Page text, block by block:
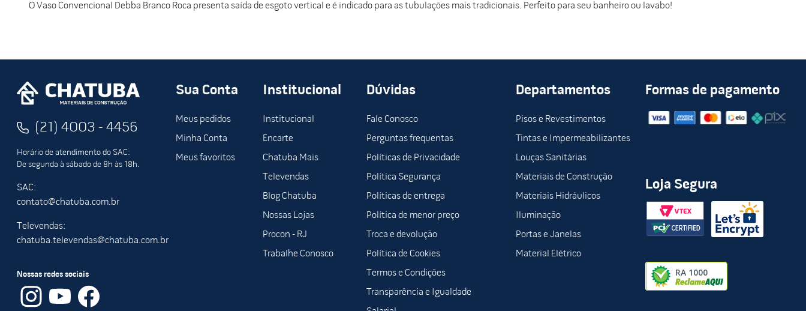
O Vaso Convencional Debba Branco Roca presenta saída de esgoto vertical e é indicado para as tubulações mais tradicionais. Perfeito para seu banheiro ou lavabo!
(21) 4003 - 4456
Horário de atendimento do SAC:
De segunda à sábado de 8h às 18h.
SAC:
contato@chatuba.com.br
Televendas:
chatuba.televendas@chatuba.com.br
Nossas redes sociais
Sua Conta
Meus pedidos
Minha Conta
Meus favoritos
Institucional
Institucional
Encarte
Chatuba Mais
Televendas
Blog Chatuba
Nossas Lojas
Procon - RJ
Trabalhe Conosco
Dúvidas
Fale Conosco
Perguntas frequentas
Políticas de Privacidade
Política Segurança
Políticas de entrega
Política de menor preço
Troca e devolução
Política de Cookies
Termos e Condições
Transparência e Igualdade
Departamentos
Pisos e Revestimentos
Tintas e Impermeabilizantes
Louças Sanitárias
Materiais de Construção
Materiais Hidráulicos
Iluminação
Portas e Janelas
Material Elétrico
Formas de pagamento
Loja Segura